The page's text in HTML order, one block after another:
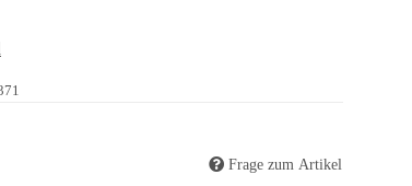
Frage zum Artikel